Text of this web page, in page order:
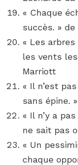
« Chaque
succès. »
« Les
les vents
Marriott
« Il n’est
sans épine.
« Il n’y a
ne sait pas
« Un
chaque